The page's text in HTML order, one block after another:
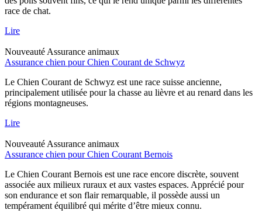
race de chat.
Lire
Nouveauté Assurance animaux
Assurance chien pour Chien Courant de Schwyz
Le Chien Courant de Schwyz est une race suisse ancienne,
principalement utilisée pour la chasse au lièvre et au renard dans les
régions montagneuses.
Lire
Nouveauté Assurance animaux
Assurance chien pour Chien Courant Bernois
Le Chien Courant Bernois est une race encore discrète, souvent
associée aux milieux ruraux et aux vastes espaces. Apprécié pour
son endurance et son flair remarquable, il possède aussi un
tempérament équilibré qui mérite d’être mieux connu.